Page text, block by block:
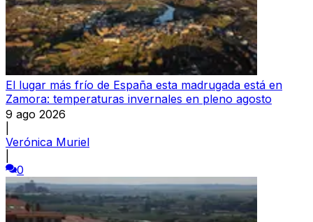
El lugar más frío de España esta madrugada está en
Zamora: temperaturas invernales en pleno agosto
9 ago 2026
Verónica Muriel
0